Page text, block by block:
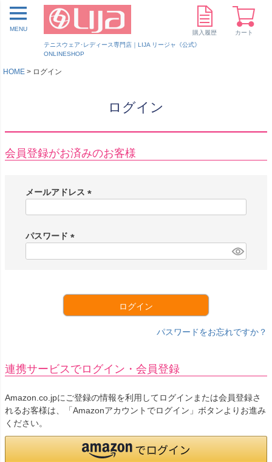
テニスウェア･レディース専門店｜LIJA リージャ《公式》
ONLINESHOP
MENU
購入履歴 カート
HOME ログイン
ログイン
会員登録がお済みのお客様
メールアドレス
)
パスワード
ログイン
パスワードをお忘れですか？
連携サービスでログイン・会員登録
Amazon.co.jpにご登録の情報を利用してログインまたは会員登録さ
れるお客様は、「Amazonアカウントでログイン」ボタンよりお進み
ください。